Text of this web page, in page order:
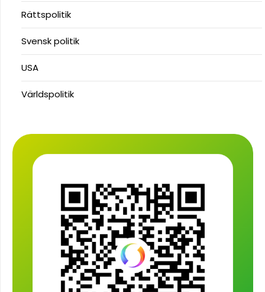
Rättspolitik
Svensk politik
USA
Världspolitik